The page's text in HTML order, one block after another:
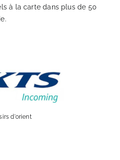
à la carte dans plus de 50